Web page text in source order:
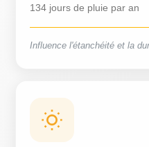
134 jours de pluie par an
Influence l'étanchéité et la